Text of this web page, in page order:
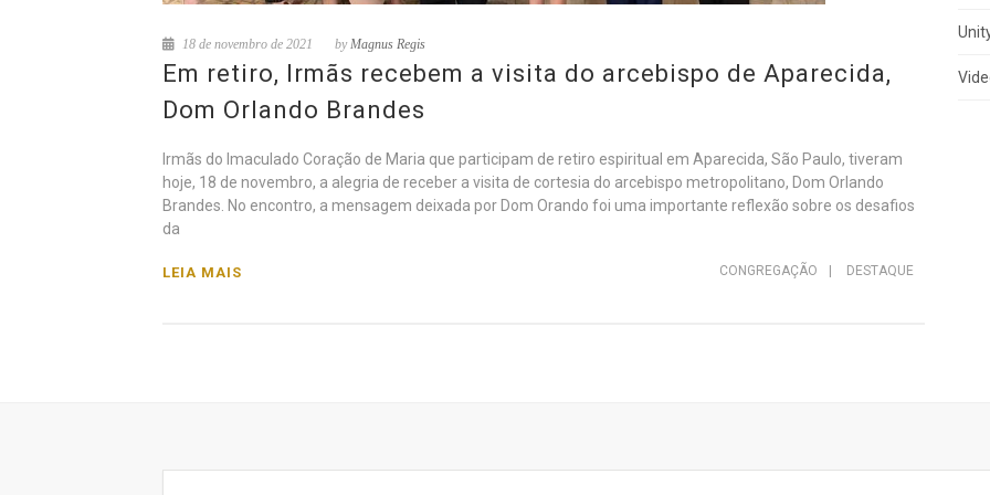
18 de novembro de 2021 byMagnus Regis
Em retiro, Irmãs recebem a visita do arcebispo de Aparecida,
Dom Orlando Brandes
Irmãs do Imaculado Coração de Maria que participam de retiro espiritual em Aparecida, São Paulo, tiveram
hoje, 18 de novembro, a alegria de receber a visita de cortesia do arcebispo metropolitano, Dom Orlando
Brandes. No encontro, a mensagem deixada por Dom Orando foi uma importante reflexão sobre os desafios
da
CONGREGAÇÃO DESTAQUE
LEIA MAIS